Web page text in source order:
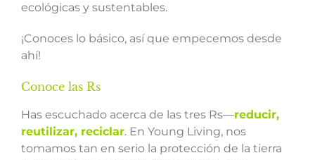
ecológicas y sustentables.
¡Conoces lo básico, así que empecemos desde
ahí!
Conoce las Rs
Has escuchado acerca de las tres Rs—reducir,
reutilizar, reciclar. En Young Living, nos
tomamos tan en serio la protección de la tierra